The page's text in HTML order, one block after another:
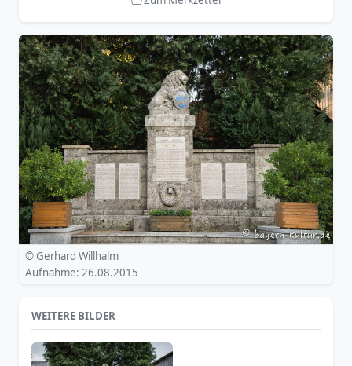
© Gerhard Willhalm
Aufnahme: 26.08.2015
WEITERE BILDER